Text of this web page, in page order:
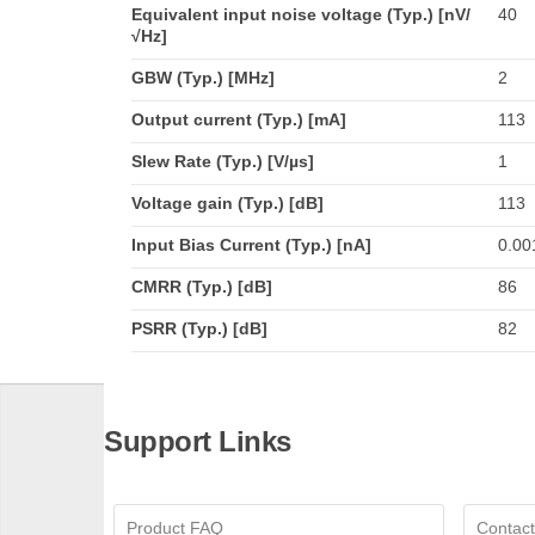
Equivalent input noise voltage (Typ.) [nV/
√Hz]
40
GBW (Typ.) [MHz] 2
Output current (Typ.) [mA] 113
Slew Rate (Typ.) [V/µs] 1
Voltage gain (Typ.) [dB] 113
Input Bias Current (Typ.) [nA]
CMRR (Typ.) [dB] 86
PSRR (Typ.) [dB] 82
Support Links
Product FAQ